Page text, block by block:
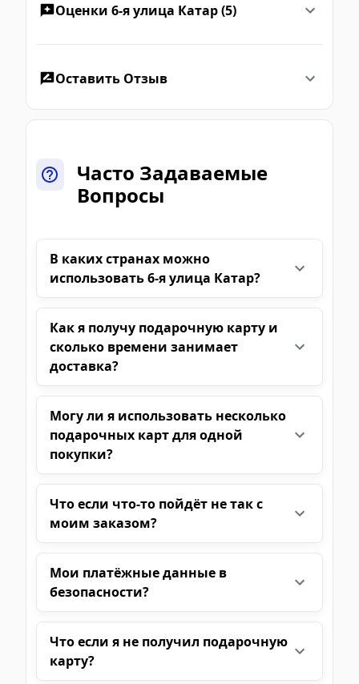
Оценки 6-я улица Катар (5)
Оставить Отзыв
Часто Задаваемые
Вопросы
В каких странах можно
использовать 6-я улица Катар?
Как я получу подарочную карту и
сколько времени занимает
доставка?
Могу ли я использовать несколько
подарочных карт для одной
покупки?
Что если что-то пойдёт не так с
моим заказом?
Мои платёжные данные в
безопасности?
Что если я не получил подарочную
карту?